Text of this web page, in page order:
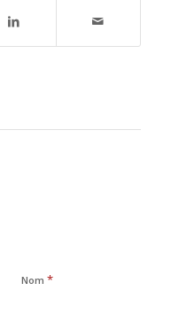
Nom *